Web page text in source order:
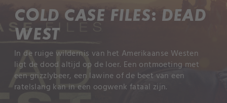
COLD CASE FILES: DEAD
WEST
In de ruige wildernis van het Amerikaanse Westen
ligt de dood altijd op de loer. Een ontmoeting met
een grizzlybeer, een lawine of de beet van een
ratelslang kan in een oogwenk fataal zijn.